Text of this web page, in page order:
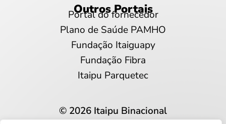
Outros Portais
Portal do fornecedor
Plano de Saúde PAMHO
Fundação Itaiguapy
Fundação Fibra
Itaipu Parquetec
© 2026 Itaipu Binacional